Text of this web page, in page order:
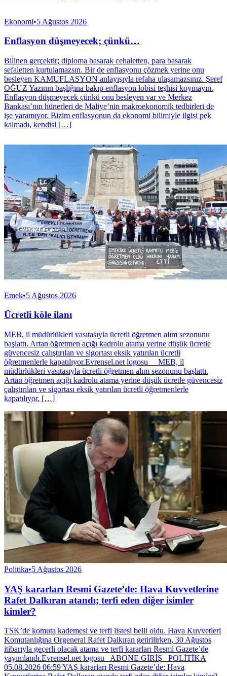
Ekonomi•5 Ağustos 2026
Enflasyon düşmeyecek; çünkü…
Bilinen gerçektir; diploma basarak cehaletten, para basarak
sefaletten kurtulamazsın. Bir de enflasyonu çözmek yerine onu
besleyen KAMUFLASYON anlayışıyla refaha ulaşamazsınız. Şeref
OĞUZ Yazının başlığına bakıp enflasyon lobisi teşhisi koymayın.
Enflasyon düşmeyecek çünkü onu besleyen var ve Merkez
Bankası’nın hünerleri de Maliye’nin makroekonomik tedbirleri de
işe yaramıyor. Bizim enflasyonun da ekonomi bilimiyle ilgisi pek
kalmadı, kendisi […]
Emek•5 Ağustos 2026
Ücretli köle ilanı
MEB, il müdürlükleri vasıtasıyla ücretli öğretmen alım sezonunu
başlattı. Artan öğretmen açığı kadrolu atama yerine düşük ücretle
güvencesiz çalıştırılan ve sigortası eksik yatırılan ücretli
öğretmenlerle kapatılıyor.Evrensel.net logosu MEB, il
müdürlükleri vasıtasıyla ücretli öğretmen alım sezonunu başlattı.
Artan öğretmen açığı kadrolu atama yerine düşük ücretle güvencesiz
çalıştırılan ve sigortası eksik yatırılan ücretli öğretmenlerle
kapatılıyor. […]
Politika•5 Ağustos 2026
YAŞ kararları Resmi Gazete’de: Hava Kuvvetlerine
Rafet Dalkıran atandı; terfi eden diğer isimler
kimler?
TSK’de komuta kademesi ve terfi listesi belli oldu. Hava Kuvvetleri
Komutanlığına Orgeneral Rafet Dalkıran getirilirken, 30 Ağustos
itibarıyla geçerli olacak atama ve terfi kararları Resmi Gazete’de
yayımlandı.Evrensel.net logosu ABONE GİRİŞ POLİTİKA
05.08.2026 06:59 YAŞ kararları Resmi Gazete’de: Hava